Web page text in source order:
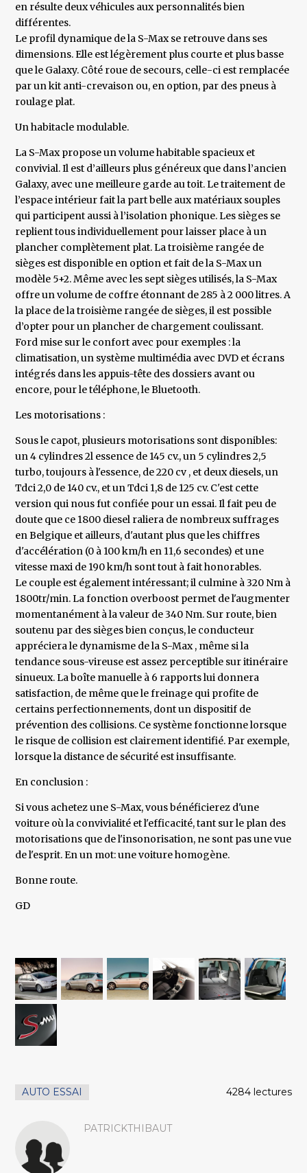
en résulte deux véhicules aux personnalités bien
différentes.
Le profil dynamique de la S-Max se retrouve dans ses
dimensions. Elle est légèrement plus courte et plus basse
que le Galaxy. Côté roue de secours, celle-ci est remplacée
par un kit anti-crevaison ou, en option, par des pneus à
roulage plat.
Un habitacle modulable.
La S-Max propose un volume habitable spacieux et
convivial. Il est d’ailleurs plus généreux que dans l’ancien
Galaxy, avec une meilleure garde au toit. Le traitement de
l’espace intérieur fait la part belle aux matériaux souples
qui participent aussi à l’isolation phonique. Les sièges se
replient tous individuellement pour laisser place à un
plancher complètement plat. La troisième rangée de
sièges est disponible en option et fait de la S-Max un
modèle 5+2. Même avec les sept sièges utilisés, la S-Max
offre un volume de coffre étonnant de 285 à 2 000 litres. A
la place de la troisième rangée de sièges, il est possible
d’opter pour un plancher de chargement coulissant.
Ford mise sur le confort avec pour exemples : la
climatisation, un système multimédia avec DVD et écrans
intégrés dans les appuis-tête des dossiers avant ou
encore, pour le téléphone, le Bluetooth.
Les motorisations :
Sous le capot, plusieurs motorisations sont disponibles:
un 4 cylindres 2l essence de 145 cv., un 5 cylindres 2,5
turbo, toujours à l'essence, de 220 cv , et deux diesels, un
Tdci 2,0 de 140 cv., et un Tdci 1,8 de 125 cv. C'est cette
version qui nous fut confiée pour un essai. Il fait peu de
doute que ce 1800 diesel raliera de nombreux suffrages
en Belgique et ailleurs, d'autant plus que les chiffres
d'accélération (0 à 100 km/h en 11,6 secondes) et une
vitesse maxi de 190 km/h sont tout à fait honorables.
Le couple est également intéressant; il culmine à 320 Nm à
1800tr/min. La fonction overboost permet de l'augmenter
momentanément à la valeur de 340 Nm. Sur route, bien
soutenu par des sièges bien conçus, le conducteur
appréciera le dynamisme de la S-Max , même si la
tendance sous-vireuse est assez perceptible sur itinéraire
sinueux. La boîte manuelle à 6 rapports lui donnera
satisfaction, de même que le freinage qui profite de
certains perfectionnements, dont un dispositif de
prévention des collisions. Ce système fonctionne lorsque
le risque de collision est clairement identifié. Par exemple,
lorsque la distance de sécurité est insuffisante.
En conclusion :
Si vous achetez une S-Max, vous bénéficierez d'une
voiture où la convivialité et l'efficacité, tant sur le plan des
motorisations que de l'insonorisation, ne sont pas une vue
de l'esprit. En un mot: une voiture homogène.
Bonne route.
GD
AUTO ESSAI 4284 lectures
PATRICKTHIBAUT